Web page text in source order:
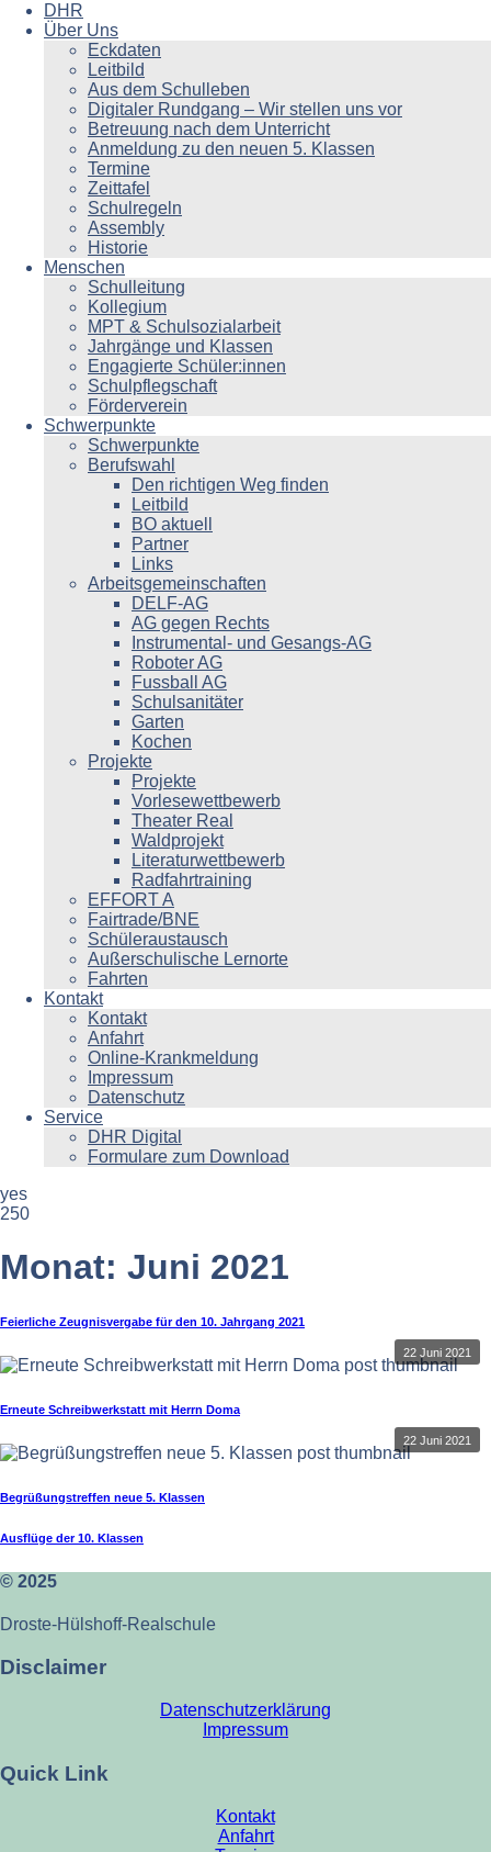
DHR
Über Uns
Eckdaten
Leitbild
Aus dem Schulleben
Digitaler Rundgang – Wir stellen uns vor
Betreuung nach dem Unterricht
Anmeldung zu den neuen 5. Klassen
Termine
Zeittafel
Schulregeln
Assembly
Historie
Menschen
Schulleitung
Kollegium
MPT & Schulsozialarbeit
Jahrgänge und Klassen
Engagierte Schüler:innen
Schulpflegschaft
Förderverein
Schwerpunkte
Schwerpunkte
Berufswahl
Den richtigen Weg finden
Leitbild
BO aktuell
Partner
Links
Arbeitsgemeinschaften
DELF-AG
AG gegen Rechts
Instrumental- und Gesangs-AG
Roboter AG
Fussball AG
Schulsanitäter
Garten
Kochen
Projekte
Projekte
Vorlesewettbewerb
Theater Real
Waldprojekt
Literaturwettbewerb
Radfahrtraining
EFFORT A
Fairtrade/BNE
Schüleraustausch
Außerschulische Lernorte
Fahrten
Kontakt
Kontakt
Anfahrt
Online-Krankmeldung
Impressum
Datenschutz
Service
DHR Digital
Formulare zum Download
yes
250
Monat: Juni 2021
Feierliche Zeugnisvergabe für den 10. Jahrgang 2021
22 Juni 2021
Erneute Schreibwerkstatt mit Herrn Doma
22 Juni 2021
Begrüßungstreffen neue 5. Klassen
Ausflüge der 10. Klassen
© 2025
Droste-Hülshoff-Realschule
Disclaimer
Datenschutzerklärung
Impressum
Quick Link
Kontakt
Anfahrt